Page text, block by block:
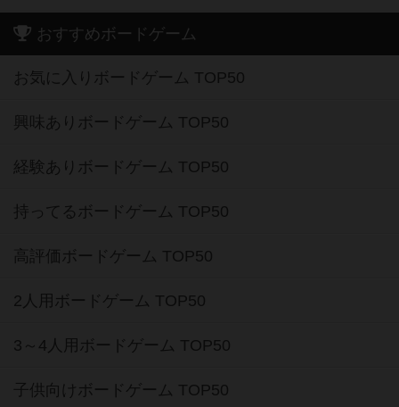
おすすめボードゲーム
お気に入りボードゲーム TOP50
興味ありボードゲーム TOP50
経験ありボードゲーム TOP50
持ってるボードゲーム TOP50
高評価ボードゲーム TOP50
2人用ボードゲーム TOP50
3～4人用ボードゲーム TOP50
子供向けボードゲーム TOP50